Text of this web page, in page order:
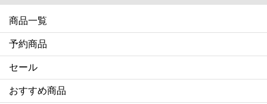
商品一覧
予約商品
セール
おすすめ商品